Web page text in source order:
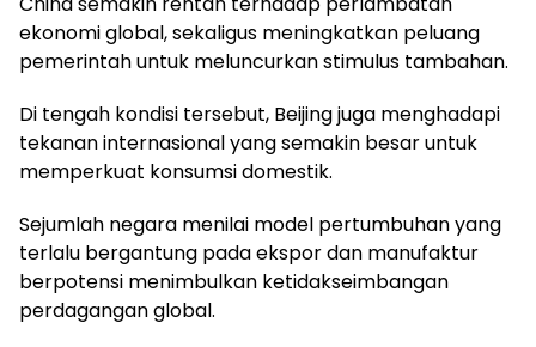
ekonomi global, sekaligus meningkatkan peluang
pemerintah untuk meluncurkan stimulus tambahan.
Di tengah kondisi tersebut, Beijing juga menghadapi
tekanan internasional yang semakin besar untuk
memperkuat konsumsi domestik.
Sejumlah negara menilai model pertumbuhan yang
terlalu bergantung pada ekspor dan manufaktur
berpotensi menimbulkan ketidakseimbangan
perdagangan global.